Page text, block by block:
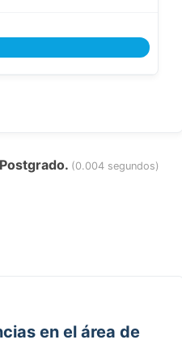
(0.004 segundos)
en el área de